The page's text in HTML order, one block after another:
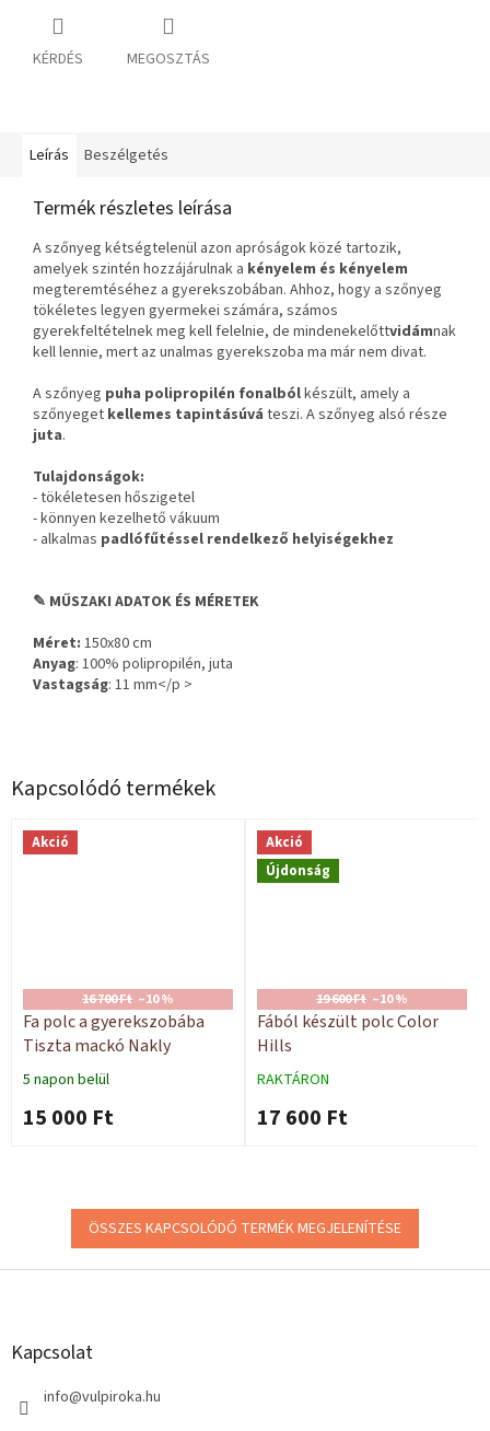
KÉRDÉS MEGOSZTÁS
Kapcsolódó termékek
Akció
16 700 Ft –10 %
Fa polc a gyerekszobába
Tiszta mackó Nakly
5 napon belül
15 000 Ft
Akció
Újdonság
19 600 Ft –10 %
Fából készült polc Color
Hills
RAKTÁRON
17 600 Ft
ÖSSZES KAPCSOLÓDÓ TERMÉK MEGJELENÍTÉSE
Leírás Beszélgetés
Termék részletes leírása
A szőnyeg kétségtelenül azon apróságok közé tartozik,
amelyek szintén hozzájárulnak a kényelem és kényelem
megteremtéséhez a gyerekszobában. Ahhoz, hogy a szőnyeg
tökéletes legyen gyermekei számára, számos
gyerekfeltételnek meg kell felelnie, de mindenekelőttvidámnak
kell lennie, mert az unalmas gyerekszoba ma már nem divat.
A szőnyeg puha polipropilén fonalbólkészült, amely a
szőnyeget kellemes tapintásúvá teszi. A szőnyeg alsó része
juta.
Tulajdonságok:
- tökéletesen hőszigetel
- könnyen kezelhető vákuum
- alkalmas padlófűtéssel rendelkező helyiségekhez
✎ MŰSZAKI ADATOK ÉS MÉRETEK
Méret: 150x80 cm
Anyag: 100% polipropilén, juta
Vastagság: 11 mm</p >
L
Kapcsolat
info@vulpiroka.hu